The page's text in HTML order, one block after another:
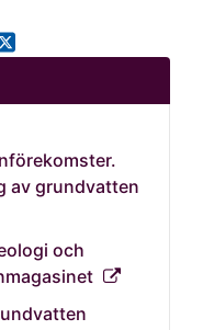
av grundvatten
och